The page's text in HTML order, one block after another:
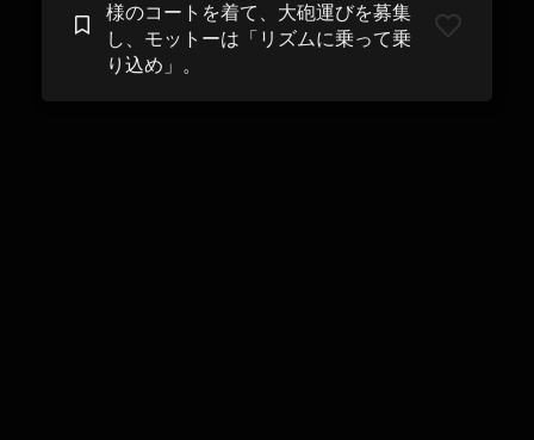
様のコートを着て、大砲運びを募集
し、モットーは「リズムに乗って乗
り込め」。